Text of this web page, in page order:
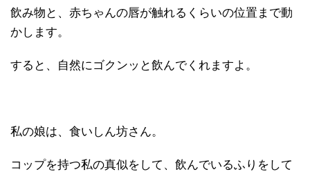
飲み物と、赤ちゃんの唇が触れるくらいの位置まで動
かします。
すると、自然にゴクンッと飲んでくれますよ。
私の娘は、食いしん坊さん。
コップを持つ私の真似をして、飲んでいるふりをして